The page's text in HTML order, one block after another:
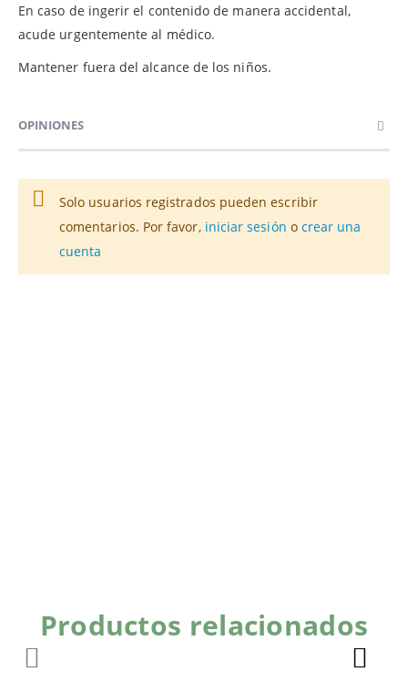
En caso de ingerir el contenido de manera accidental,
acude urgentemente al médico.
Mantener fuera del alcance de los niños.
OPINIONES
Solo usuarios registrados pueden escribir
comentarios. Por favor, iniciar sesión o crear una
cuenta
Productos relacionados